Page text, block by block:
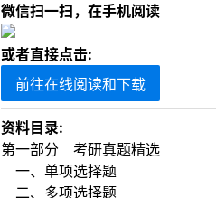
微信扫一扫，在手机阅读
或者直接点击:
前往在线阅读和下载
资料目录:
第一部分 考研真题精选
一、单项选择题
二、多项选择题